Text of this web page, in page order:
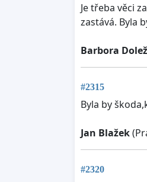
Je třeba věci
zastává. Byla
Barbora
#2315
Byla by
Jan Blažek
#2320